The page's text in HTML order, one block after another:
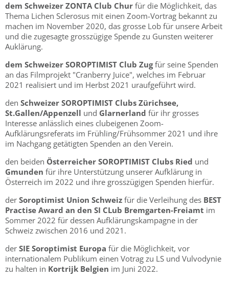
dem Schweizer ZONTA Club Chur für die Möglichkeit, das
Thema Lichen Sclerosus mit einen Zoom-Vortrag bekannt zu
machen im November 2020, das grosse Lob für unsere Arbeit
und die zugesagte grosszügige Spende zu Gunsten weiterer
Auklärung.
dem Schweizer SOROPTIMIST Club Zugfür seine Spenden
an das Filmprojekt "Cranberry Juice", welches im Februar
2021 realisiert und im Herbst 2021 uraufgeführt wird.
den Schweizer SOROPTIMIST Clubs Zürichsee,
St.Gallen/Appenzell und Glarnerland für ihr grosses
Interesse anlässlich eines clubeigenen Zoom-
Aufklärungsreferats im Frühling/Frühsommer 2021 und ihre
im Nachgang getätigten Spenden an den Verein.
den beiden Österreicher SOROPTIMIST Clubs Ried und
Gmunden für ihre Unterstützung unserer Aufklärung in
Österreich im 2022 und ihre grosszügigen Spenden hierfür.
der Soroptimist Union Schweiz für die Verleihung des BEST
Practise Award an den SI CLub Bremgarten-Freiamt im
Sommer 2022 für dessen Aufklärungskampagne in der
Schweiz zwischen 2016 und 2021.
der SIE Soroptimist Europa für die Möglichkeit, vor
internationalem Publikum einen Votrag zu LS und Vulvodynie
zu halten in Kortrijk Belgien im Juni 2022.